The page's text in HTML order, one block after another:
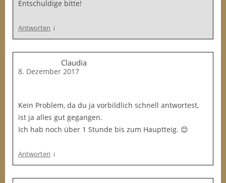
Entschuldige bitte!
Antworten ↓
Claudia
8. Dezember 2017
Kein Problem, da du ja vorbildlich schnell antwortest,
ist ja alles gut gegangen.
Ich hab noch über 1 Stunde bis zum Hauptteig. 😊
Antworten ↓